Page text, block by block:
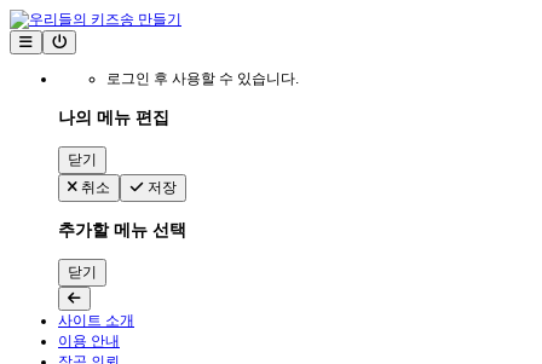
로그인 후 사용할 수 있습니다.
나의 메뉴 편집
닫기
취소
저장
추가할 메뉴 선택
닫기
사이트 소개
이용 안내